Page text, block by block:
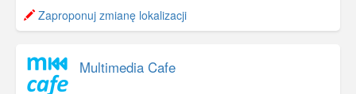
−
Zaproponuj zmianę lokalizacji
Multimedia Cafe